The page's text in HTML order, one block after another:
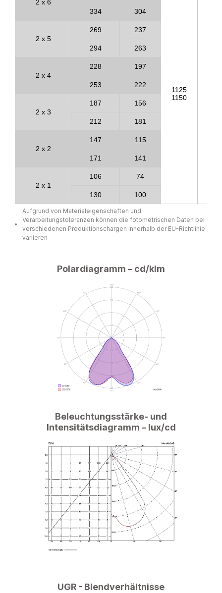
2 x 6
1125
1150
334 304
2 x 5
269 237
294 263
2 x 4
228 197
253 222
2 x 3
187 156
212 181
2 x 2
147 115
171 141
2 x 1
106 74
130 100
Aufgrund von Materialeigenschaften und
Verarbeitungstoleranzen können die fotometrischen Daten bei
verschiedenen Produktionschargen innerhalb der EU-Richtlinie
variieren
Polardiagramm – cd/klm
Beleuchtungsstärke- und
Intensitätsdiagramm – lux/cd
UGR - Blendverhältnisse